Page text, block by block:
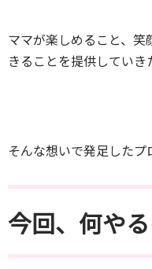
ママが楽しめること、
きることを提供していき
そんな想いで発足したプ
今回、何や